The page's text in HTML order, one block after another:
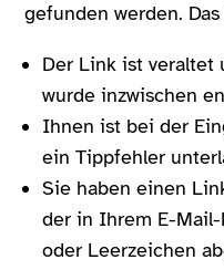
gefunden werden.
Der Link ist veraltet
wurde inzwischen
Ihnen ist bei der
ein Tippfehler
Sie haben einen
der in Ihrem E-
oder Leerzeichen